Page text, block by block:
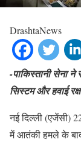
DrashtaNews
-पाकिस्तानी सेना
सिस्टम और हवाई
नई दिल्ली (एजेंसी)
में आतंकी हमले के बाद